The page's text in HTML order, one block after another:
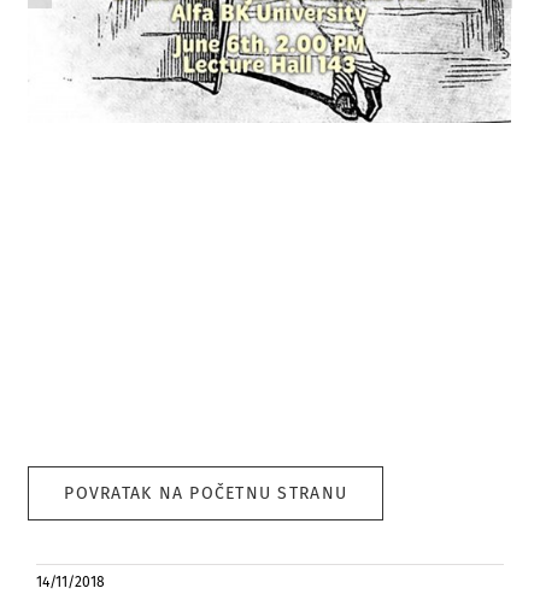
POVRATAK NA POČETNU STRANU
14/11/2018